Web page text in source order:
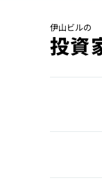
伊山ビルの
投資